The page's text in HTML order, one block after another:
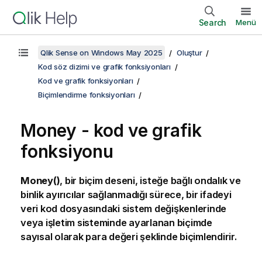
Search Menü
Qlik Sense on Windows May 2025
Oluştur
Kod söz dizimi ve grafik fonksiyonları
Kod ve grafik fonksiyonları
Biçimlendirme fonksiyonları
Money - kod ve grafik
fonksiyonu
Money(), bir biçim deseni, isteğe bağlı ondalık ve
binlik ayırıcılar sağlanmadığı sürece, bir ifadeyi
veri kod dosyasındaki sistem değişkenlerinde
veya işletim sisteminde ayarlanan biçimde
sayısal olarak para değeri şeklinde biçimlendirir.